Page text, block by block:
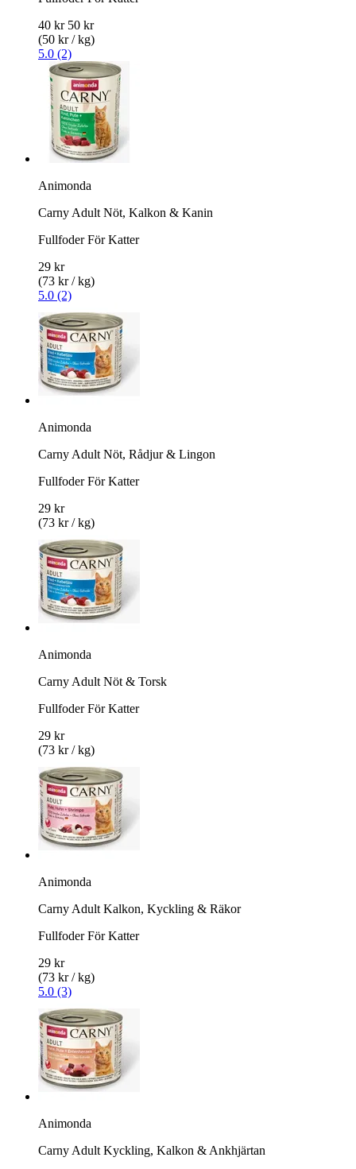
40 kr 50 kr
(50 kr / kg)
5.0 (2)
Animonda
Carny Adult Nöt, Kalkon & Kanin
Fullfoder För Katter
29 kr
(73 kr / kg)
5.0 (2)
Animonda
Carny Adult Nöt, Rådjur & Lingon
Fullfoder För Katter
29 kr
(73 kr / kg)
Animonda
Carny Adult Nöt & Torsk
Fullfoder För Katter
29 kr
(73 kr / kg)
Animonda
Carny Adult Kalkon, Kyckling & Räkor
Fullfoder För Katter
29 kr
(73 kr / kg)
5.0 (3)
Animonda
Carny Adult Kyckling, Kalkon & Ankhjärtan